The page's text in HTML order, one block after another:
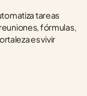
tareas
fórmulas,
es vivir